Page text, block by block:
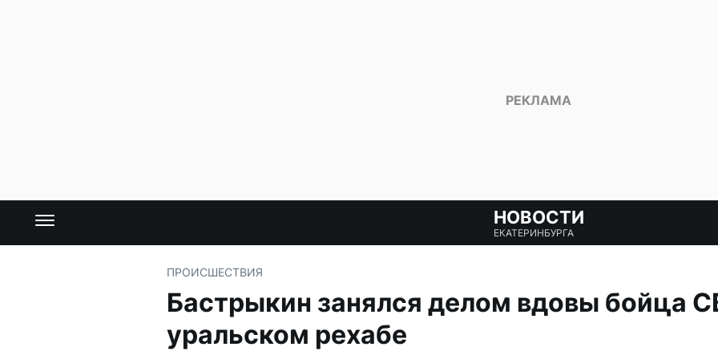
НОВОСТИ
ЕКАТЕРИНБУРГА
ПРОИСШЕСТВИЯ
Бастрыкин занялся делом вдовы бойца
уральском рехабе